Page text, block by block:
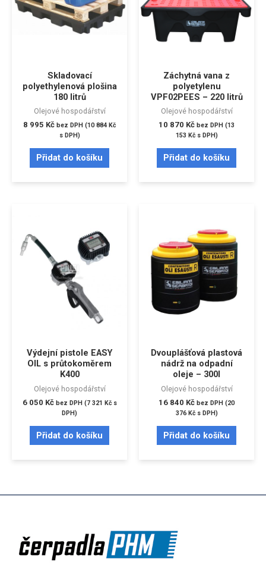
Skladovací
polyethylenová plošina
180 litrů
Olejové hospodářství
8 995 Kč bez DPH (10 884 Kč
s DPH)
Přidat do košíku
Záchytná vana z
polyetylenu
VPF02PEES – 220 litrů
Olejové hospodářství
10 870 Kč bez DPH (13
153 Kčs DPH)
Přidat do košíku
Výdejní pistole EASY
OIL s průtokoměrem
K400
Olejové hospodářství
6 050 Kč bez DPH (7 321 Kčs
DPH)
Přidat do košíku
Dvouplášťová plastová
nádrž na odpadní
oleje – 300l
Olejové hospodářství
16 840 Kč bez DPH (20
376 Kčs DPH)
Přidat do košíku